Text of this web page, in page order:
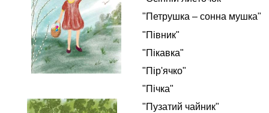
"Петрушка – сонна мушка"
"Півник"
"Пікавка"
"Пір'ячко"
"Пічка"
"Пузатий чайник"